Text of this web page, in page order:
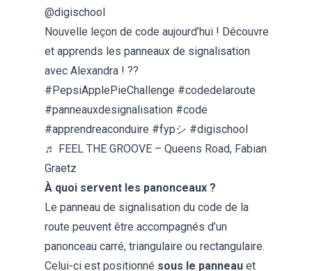
@digischool
Nouvelle leçon de code aujourd’hui ! Découvre
et apprends les panneaux de signalisation
avec Alexandra ! ??
#PepsiApplePieChallenge #codedelaroute
#panneauxdesignalisation #code
#apprendreaconduire #fypシ #digischool
♬ FEEL THE GROOVE – Queens Road, Fabian
Graetz
À quoi servent les panonceaux ?
Le panneau de signalisation du code de la
route peuvent être accompagnés d’un
panonceau carré, triangulaire ou rectangulaire.
Celui-ci est positionné sous le panneau et